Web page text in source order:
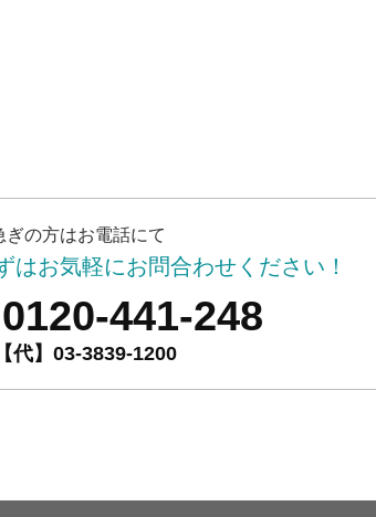
ぎの方はお電話にて
はお気軽にお問合わせください！
0120-441-248
【代】03-3839-1200